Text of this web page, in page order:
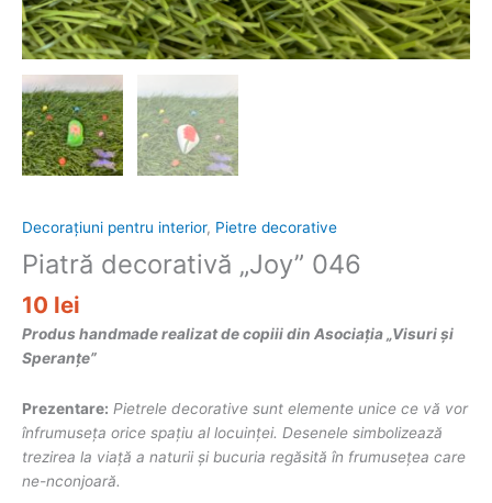
Decorațiuni pentru interior, Pietre decorative
Piatră decorativă „Joy” 046
10 lei
Produs handmade realizat de copiii din Asociația „Visuri și
Speranțe”
Prezentare: Pietrele decorative sunt elemente unice ce vă vor
înfrumuseța orice spațiu al locuinței. Desenele simbolizează
trezirea la viață a naturii și bucuria regăsită în frumusețea care
ne-nconjoară.